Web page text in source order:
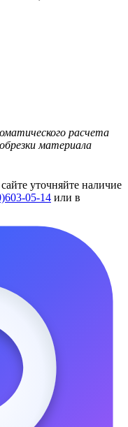
расчета
материала
уточняйте наличие
05-14 или в